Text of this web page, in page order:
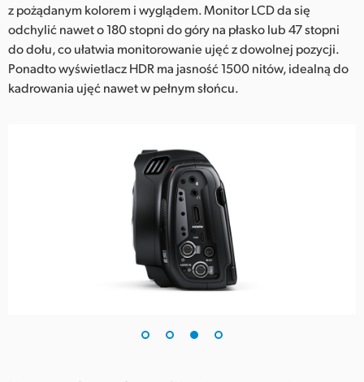
z pożądanym kolorem i wyglądem. Monitor LCD da się
odchylić nawet o 180 stopni do góry na płasko lub 47 stopni
do dołu, co ułatwia monitorowanie ujęć z dowolnej pozycji.
Ponadto wyświetlacz HDR ma jasność 1500 nitów, idealną do
kadrowania ujęć nawet w pełnym słońcu.